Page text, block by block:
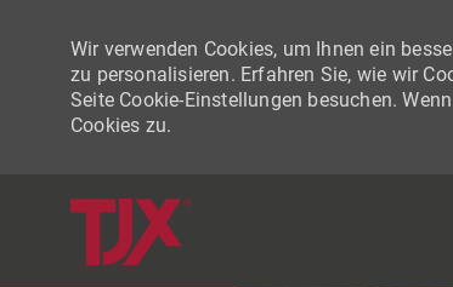
Wir verwenden Cookies, um Ihnen ein
zu personalisieren. Erfahren Sie, wie wir
Seite Cookie-Einstellungen besuchen.
Cookies zu.